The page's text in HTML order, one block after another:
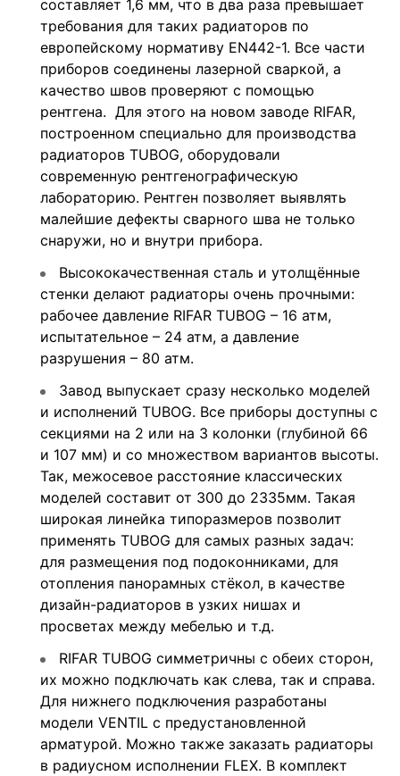
составляет 1,6 мм, что в два раза превышает
требования для таких радиаторов по
европейскому нормативу EN442-1. Все части
приборов соединены лазерной сваркой, а
качество швов проверяют с помощью
рентгена. Для этого на новом заводе RIFAR,
построенном специально для производства
радиаторов TUBOG, оборудовали
современную рентгенографическую
лабораторию. Рентген позволяет выявлять
малейшие дефекты сварного шва не только
снаружи, но и внутри прибора.
Высококачественная сталь и утолщённые
стенки делают радиаторы очень прочными:
рабочее давление RIFAR TUBOG – 16 атм,
испытательное – 24 атм, а давление
разрушения – 80 атм.
Завод выпускает сразу несколько моделей
и исполнений TUBOG. Все приборы доступны с
секциями на 2 или на 3 колонки (глубиной 66
и 107 мм) и со множеством вариантов высоты.
Так, межосевое расстояние классических
моделей составит от 300 до 2335мм. Такая
широкая линейка типоразмеров позволит
применять TUBOG для самых разных задач:
для размещения под подоконниками, для
отопления панорамных стёкол, в качестве
дизайн-радиаторов в узких нишах и
просветах между мебелью и т.д.
RIFAR TUBOG симметричны с обеих сторон,
их можно подключать как слева, так и справа.
Для нижнего подключения разработаны
модели VENTIL с предустановленной
арматурой. Можно также заказать радиаторы
в радиусном исполнении FLEX. В комплект